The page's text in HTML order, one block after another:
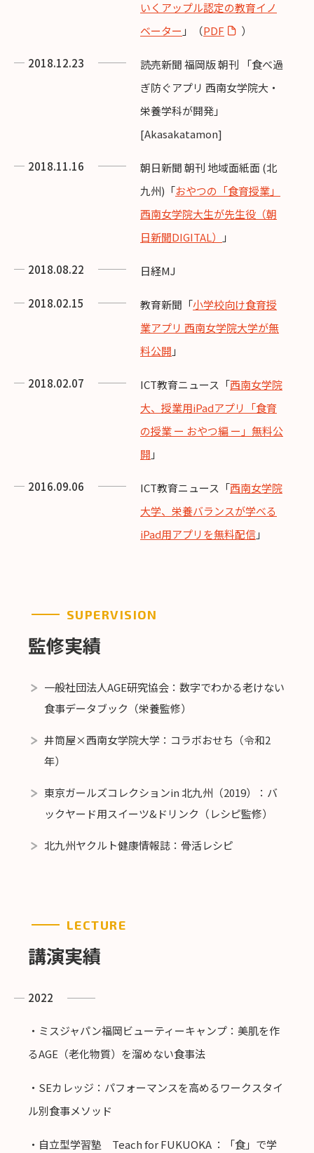
いくアップル認定の教育イノ
ベーター 」（PDF ）
2018.12.23
読売新聞 福岡版 朝刊 「食べ過
ぎ防ぐアプリ 西南女学院大・
栄養学科が開発」
[Akasakatamon]
2018.11.16
朝日新聞 朝刊 地域面紙面 (北
九州)「おやつの「食育授業」
西南女学院大生が先生役（朝
日新聞DIGITAL）
」
2018.08.22 日経MJ
2018.02.15 教育新聞「小学校向け食育授
業アプリ 西南女学院大学が無
料公開 」
2018.02.07 ICT教育ニュース「西南女学院
大、授業用iPadアプリ「食育
の授業 ー おやつ編 ー」無料公
開 」
2016.09.06 ICT教育ニュース「西南女学院
大学、栄養バランスが学べる
iPad用アプリを無料配信」
SUPERVISION
監修実績
一般社団法人AGE研究協会：数字でわかる老けない
食事データブック（栄養監修）
井筒屋×西南女学院大学：コラボおせち（令和2
年）
東京ガールズコレクションin 北九州（2019）：バ
ックヤード用スイーツ&ドリンク（レシピ監修）
北九州ヤクルト健康情報誌：骨活レシピ
LECTURE
講演実績
2022
・ミスジャパン福岡ビューティーキャンプ：美肌を作
るAGE（老化物質）を溜めない食事法
・SEカレッジ：パフォーマンスを高めるワークスタイ
ル別食事メソッド
・自立型学習塾 Teach for FUKUOKA ：「食」で学